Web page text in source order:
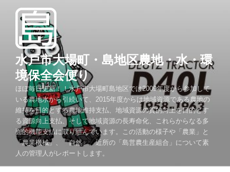
水戸市大場町・島地区農地・水・環
境保全会便り
ほぼ毎日更新！！水戸市大場町島地区では2009年度から参加して
いる農地水から引続いて、2015年度からは地域資源である農地の
維持を目的とする農地維持支払、地域資源の質的向上を目的とす
る資源向上支払、そして地域資源の長寿命化、これらからなる多
面的機能支払に取り組んでいます。この活動の様子や「農業」と
「農業機械」、「自然」、近所の「島営農生産組合」について素
人の管理人がレポートします。